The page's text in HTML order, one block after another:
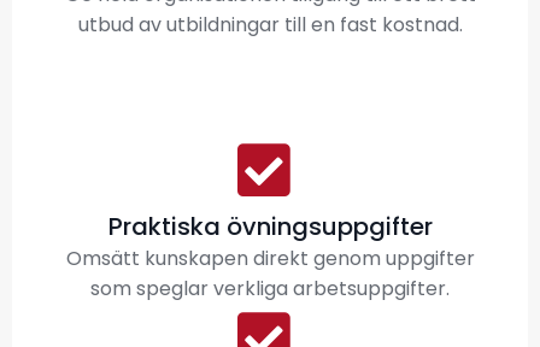
utbud av utbildningar till en fast kostnad.
Praktiska övningsuppgifter
Omsätt kunskapen direkt genom uppgifter
som speglar verkliga arbetsuppgifter.